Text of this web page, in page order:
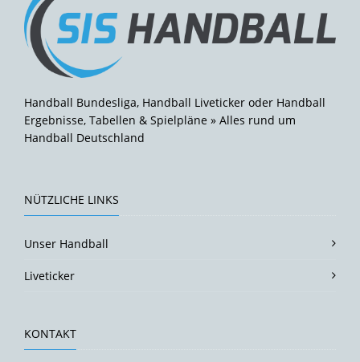
Handball Bundesliga, Handball Liveticker oder Handball
Ergebnisse, Tabellen & Spielpläne » Alles rund um
Handball Deutschland
NÜTZLICHE LINKS
Unser Handball
Liveticker
KONTAKT